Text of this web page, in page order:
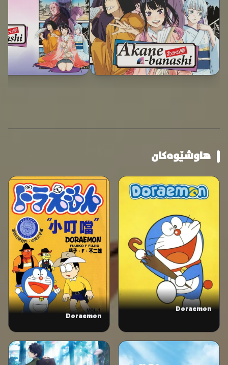
هاوشێوەکان
Doraemon
Doraemon